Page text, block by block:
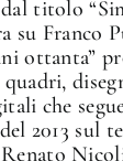
titolo
su Franco
ottanta”
che
2013 sul